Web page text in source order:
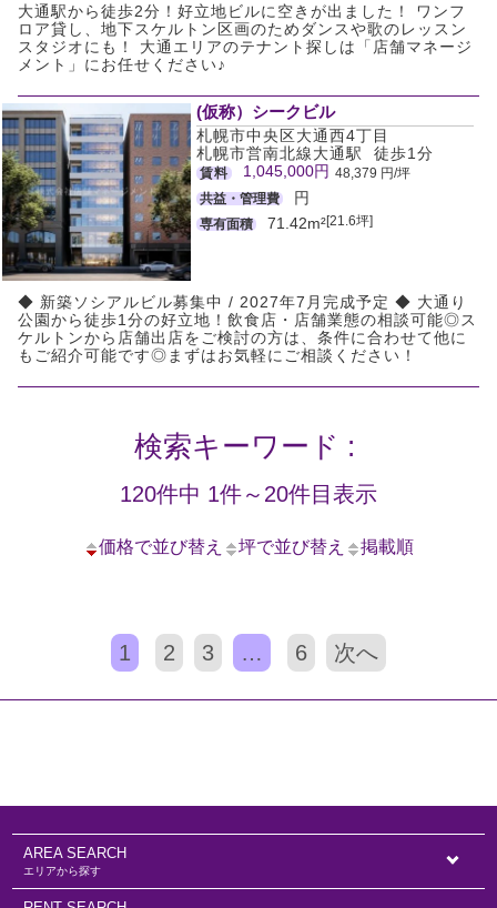
大通駅から徒歩2分！好立地ビルに空きが出ました！ ワンフ
ロア貸し、地下スケルトン区画のためダンスや歌のレッスン
スタジオにも！ 大通エリアのテナント探しは「店舗マネージ
メント」にお任せください♪
(仮称）シークビル
札幌市中央区大通西4丁目
札幌市営南北線大通駅 徒歩1分
賃料 1,045,000円 48,379 円/坪
共益・管理費
円
専有面積 71.42m²[21.6坪]
◆ 新築ソシアルビル募集中 / 2027年7月完成予定 ◆ 大通り
公園から徒歩1分の好立地！飲食店・店舗業態の相談可能◎ス
ケルトンから店舗出店をご検討の方は、条件に合わせて他に
もご紹介可能です◎まずはお気軽にご相談ください！
検索キーワード :
120件中 1件～20件目表示
価格で並び替え 坪で並び替え 掲載順
1 2 3 … 6 次へ
エリアから探す
AREA SEARCH